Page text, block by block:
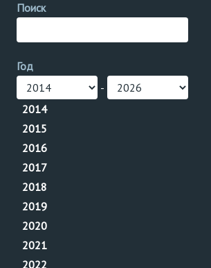
Поиск
Год
-
2014
2015
2016
2017
2018
2019
2020
2021
2022